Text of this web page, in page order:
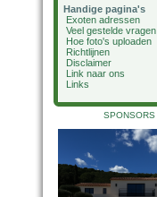
Handige pagina's
Exoten adressen
Veel gestelde vragen
Hoe foto's uploaden
Richtlijnen
Disclaimer
Link naar ons
Links
SPONSORS